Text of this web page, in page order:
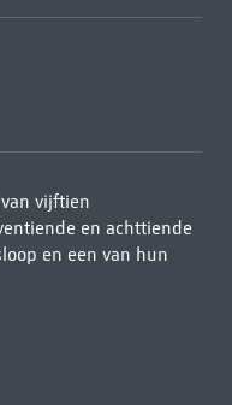
vijftien
en achttiende
en een van hun